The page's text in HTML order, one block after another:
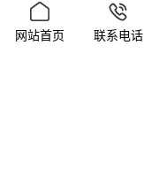
网站首页 联系电话